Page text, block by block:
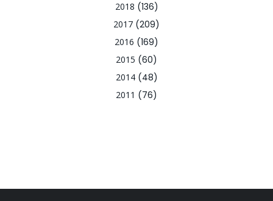
2018 (136)
2017 (209)
2016 (169)
2015 (60)
2014(48)
2011 (76)